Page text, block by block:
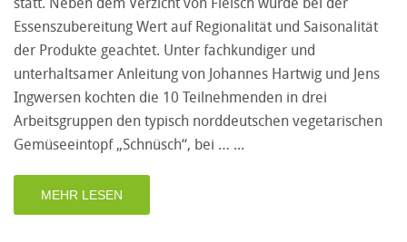
Essenszubereitung Wert auf Regionalität und Saisonalität
der Produkte geachtet. Unter fachkundiger und
unterhaltsamer Anleitung von Johannes Hartwig und Jens
Ingwersen kochten die 10 Teilnehmenden in drei
Arbeitsgruppen den typisch norddeutschen vegetarischen
Gemüseeintopf „Schnüsch“, bei …
MEHR LESEN